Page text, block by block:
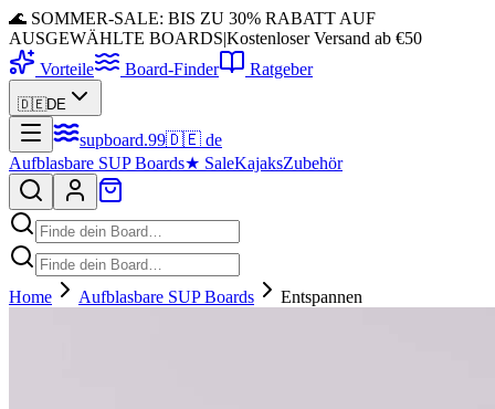
🌊 SOMMER-SALE: BIS ZU 30% RABATT AUF
AUSGEWÄHLTE BOARDS|Kostenloser Versand ab €50
Vorteile
Board-Finder Ratgeber
🇩🇪DE
supboard.99🇩🇪 de
Aufblasbare SUP Boards★ SaleKajaksZubehör
Home Aufblasbare SUP Boards Entspannen